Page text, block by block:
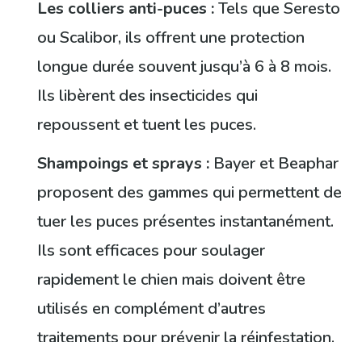
Les colliers anti-puces :Tels que Seresto
ou Scalibor, ils offrent une protection
longue durée souvent jusqu’à 6 à 8 mois.
Ils libèrent des insecticides qui
repoussent et tuent les puces.
Shampoings et sprays : Bayer et Beaphar
proposent des gammes qui permettent de
tuer les puces présentes instantanément.
Ils sont efficaces pour soulager
rapidement le chien mais doivent être
utilisés en complément d’autres